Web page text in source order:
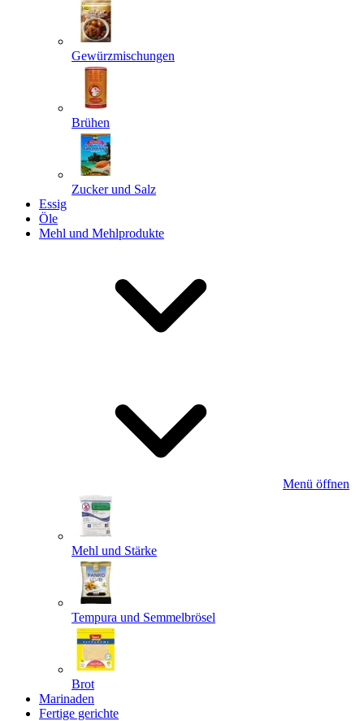
Gewürzmischungen
Brühen
Zucker und Salz
Essig
Öle
Mehl und Mehlprodukte
Menü öffnen
Mehl und Stärke
Tempura und Semmelbrösel
Brot
Marinaden
Fertige gerichte